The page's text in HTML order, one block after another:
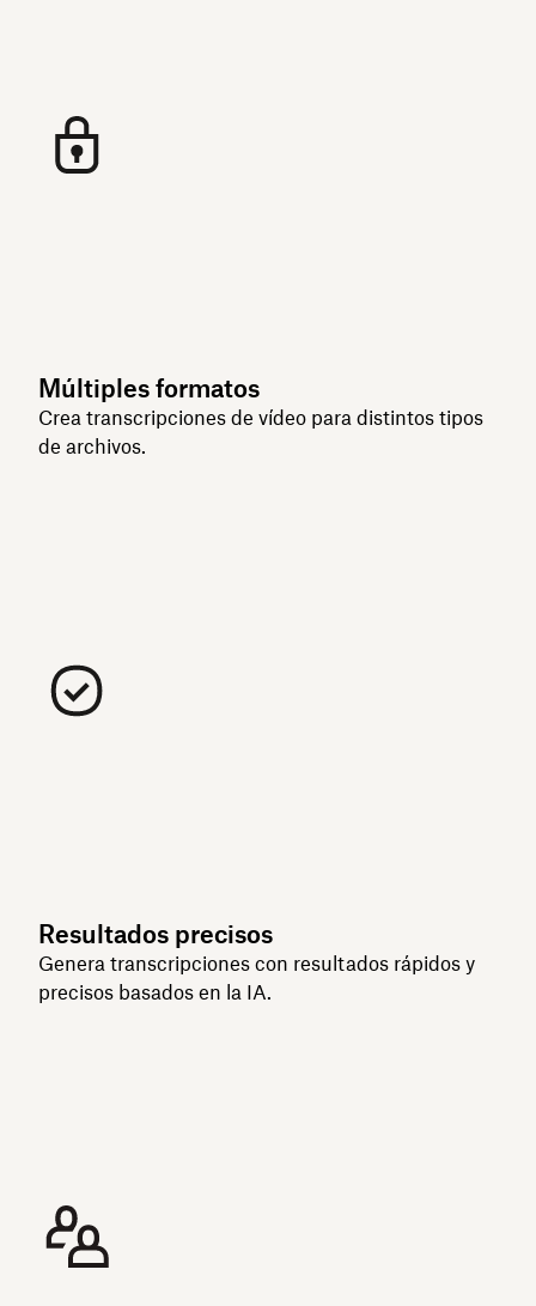
Múltiples formatos
Crea transcripciones de vídeo para distintos tipos
de archivos.
Resultados precisos
Genera transcripciones con resultados rápidos y
precisos basados en la IA.